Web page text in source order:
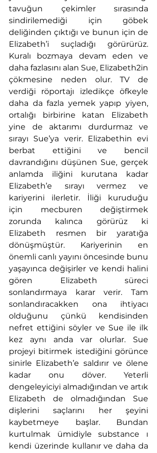
tavuğun çekimler sırasında
sindirilemediği için göbek
deliğinden çıktığı ve bunun için de
Elizabeth’i suçladığı görürürüz.
Kuralı bozmaya devam eden ve
daha fazlasını alan Sue, Elizabeth2in
çökmesine neden olur. TV de
verdiği röportajı izledikçe öfkeyle
daha da fazla yemek yapıp yiyen,
ortalığı birbirine katan Elizabeth
yine de aktarımı durdurmaz ve
sırayı Sue’ya verir. Elizabethin evi
berbat ettiğini ve bencil
davrandığını düşünen Sue, gerçek
anlamda iliğini kurutana kadar
Elizabeth’e sırayı vermez ve
kariyerini ilerletir. İliği kuruduğu
için mecburen değiştirmek
zorunda kalınca görürüz ki
Elizabeth resmen bir yaratığa
dönüşmüştür. Kariyerinin en
önemli canlı yayını öncesinde bunu
yaşayınca değişirler ve kendi halini
gören Elizabeth süreci
sonlandırmaya karar verir. Tam
sonlandıracakken ona ihtiyacı
olduğunu çünkü kendisinden
nefret ettiğini söyler ve Sue ile ilk
kez aynı anda var olurlar. Sue
projeyi bitirmek istediğini görünce
sinirle Elizabeth’e saldırır ve ölene
kadar onu döver. Yeterli
dengeleyiciyi almadığından ve artık
Elizabeth de olmadığından Sue
dişlerini saçlarını her şeyini
kaybetmeye başlar. Bundan
kurtulmak ümidiyle substance ı
kendi üzerinde kullanır ve daha da